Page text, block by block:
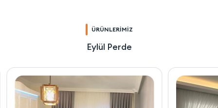
ÜRÜNLERİMİZ
Eylül Perde